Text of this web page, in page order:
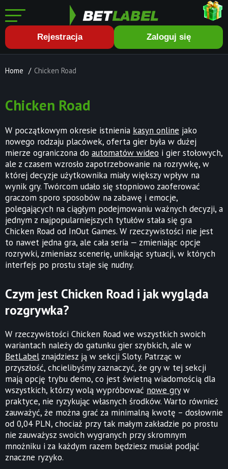
Rejestracja Zaloguj się
Home / Chicken Road
Chicken Road
W początkowym okresie istnienia kasyn online jako
nowego rodzaju placówek, oferta gier była w dużej
mierze ograniczona do automatów wideo i gier stołowych,
ale z czasem wzrosło zapotrzebowanie na rozrywkę, w
której decyzje użytkownika miały większy wpływ na
wynik gry. Twórcom udało się stopniowo zaoferować
graczom sporo sposobów na zabawę i emocje,
polegających na ciągłym podejmowaniu ważnych decyzji, a
jednym z najpopularniejszych tytułów stała się gra
Chicken Road od InOut Games. W rzeczywistości nie jest
to nawet jedna gra, ale cała seria — zmieniając opcje
rozrywki, zmieniasz scenerię, unikając sytuacji, w których
interfejs po prostu staje się nudny.
Czym jest Chicken Road i jak wygląda
rozgrywka?
W rzeczywistości Chicken Road we wszystkich swoich
wariantach należy do gatunku gier szybkich, ale w
BetLabel znajdziesz ją w sekcji Sloty. Patrząc w
przyszłość, chcielibyśmy zaznaczyć, że gry w tej sekcji
mają opcję trybu demo, co jest świetną wiadomością dla
wszystkich, którzy wolą wypróbować nowe gryw
praktyce, nie ryzykując własnych środków. Warto również
zauważyć, że można grać za minimalną kwotę – dosłownie
od 0,04 PLN, chociaż przy tak małym zakładzie po prostu
nie zauważysz swoich wygranych przy skromnym
mnożniku i za każdym razem będziesz musiał podjąć
znaczne ryzyko.